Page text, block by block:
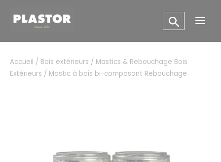
Main
Accueil / Bois extérieurs / Mastics & Rebouchage Bois
Extérieurs / Mastic à bois bi-composant Rebouchage